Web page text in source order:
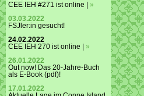
CEE IEH #271 ist online | »
03.03.2022
FSJler:in gesucht!
24.02.2022
CEE IEH 270 ist online | »
26.01.2022
Out now! Das 20-Jahre-Buch
als E-Book (pdf)!
17.01.2022